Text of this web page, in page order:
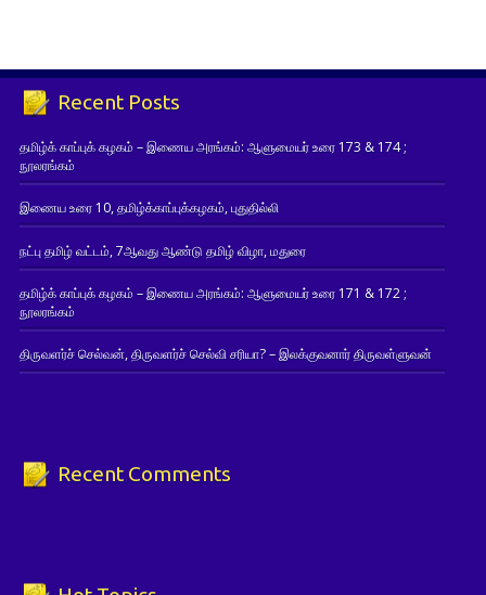
Recent Posts
தமிழ்க் காப்புக் கழகம் – இணைய அரங்கம்: ஆளுமையர் உரை 173 & 174 ;
நூலரங்கம்
இணைய உரை 10, தமிழ்க்காப்புக்கழகம், புதுதில்லி
நட்பு தமிழ் வட்டம், 7ஆவது ஆண்டு தமிழ் விழா, மதுரை
தமிழ்க் காப்புக் கழகம் – இணைய அரங்கம்: ஆளுமையர் உரை 171 & 172 ;
நூலரங்கம்
திருவளர்ச் செல்வன், திருவளர்ச் செல்வி சரியா? – இலக்குவனார் திருவள்ளுவன்
Recent Comments